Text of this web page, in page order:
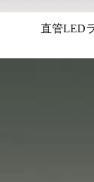
直管LED